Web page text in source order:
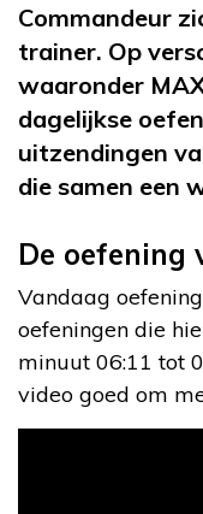
Commandeur
trainer. Op
waaronder
dagelijkse
uitzendingen
die samen een
De oefening
Vandaag
oefeningen die
minuut 06:11 tot
video goed om